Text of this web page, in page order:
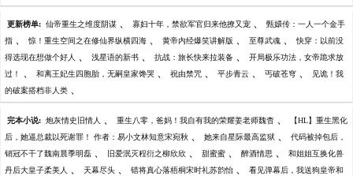
更新榜单: 仙帝重生之维度阴谋 、 寡妇十年，禁欲军官归来他撩又宠 、 甄嬛传：一人一个金手
指 、 惊！重生空间之在修仙界纵横四海 、 黄帝内经爆笑讲解版 、 至尊武魂 、 快穿：以前没
得选现在想做个好人 、 浅星语的新书 、 抗战：旅长快来拉装备 、 开局极乐功法，女帝跪求放
过！ 、 和离王妃生四胞胎，无嗣皇家馋哭 、 祝由禁咒 、 平步青云 、 丐破苍穹 、 见诡！我
的破案搭档非人类 、
完本小说: 炮灰情史旧情人 、 重生八零，爸妈！我自有我的荣耀姜老师魏杳 、 【HL】重生黑化
后，她逼总裁以死谢罪！ 作者：易小文林知意宋宛秋 、 她来自星际最高监狱 、 代码被掉包后，
销冠不干了魏南晨季明磊 、 旧爱泯灭程衍之柳欣欣 、 甜蜜蜜 、 醉酒情思 、 和姐姐互换化兽
丹后大皇子柔美人 、 天幕尽头 、 错将真心落梧桐宋时礼苏韵怡 、 看见弹幕后，我送狗皇帝和